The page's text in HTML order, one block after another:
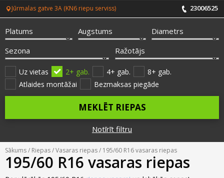
Ziemas riepas
Vissezonas riepas
Pakalpojumi
CENRĀDIS
Riepu montāža un balansēšana
Disku remonts
Riepu remonts
Riepu un disku tirdzniecība
Savirzes regulēšana
ONLINE PIERAKSTS 24/7
Vakances
Noderīgi
Riepu zīmoli
Jaunumi
Riepu apzīmējumi
Par mums
MMK Riepas
Atsauksmes
Kontakti
Jūrmalas gatve 3A (KN6 riepu serviss) 23006525
Platums Augstums
Diametrs
Sezona
Ražotājs
Uz vietas 2+ gab. 4+ gab.
8+ gab.
Atlaides montāžai
Bezmaksas piegāde
MEKLĒT RIEPAS
Notīrīt filtru
Sākums/ Riepas/Vasaras riepas/ 195/60 R16 vasaras riepas
195/60 R16 vasaras riepas